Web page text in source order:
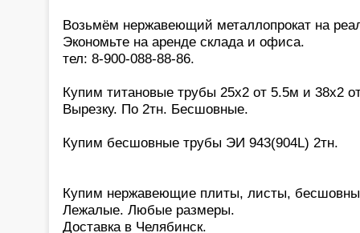
Возьмём нержавеющий металлопрокат на
Экономьте на аренде склада и офиса.
тел: 8-900-088-88-86.
Купим титановые трубы 25х2 от 5.5м и 38х2
Вырезку. По 2тн. Бесшовные.
Купим бесшовные трубы ЭИ 943(904L) 2тн.
Купим нержавеющие плиты, листы,
Лежалые. Любые размеры.
Доставка в Челябинск.